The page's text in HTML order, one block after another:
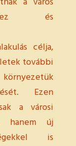
és
célja,
további
Ezen
a városi
hanem új
is